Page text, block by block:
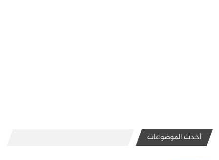
أحدث الموضوعات